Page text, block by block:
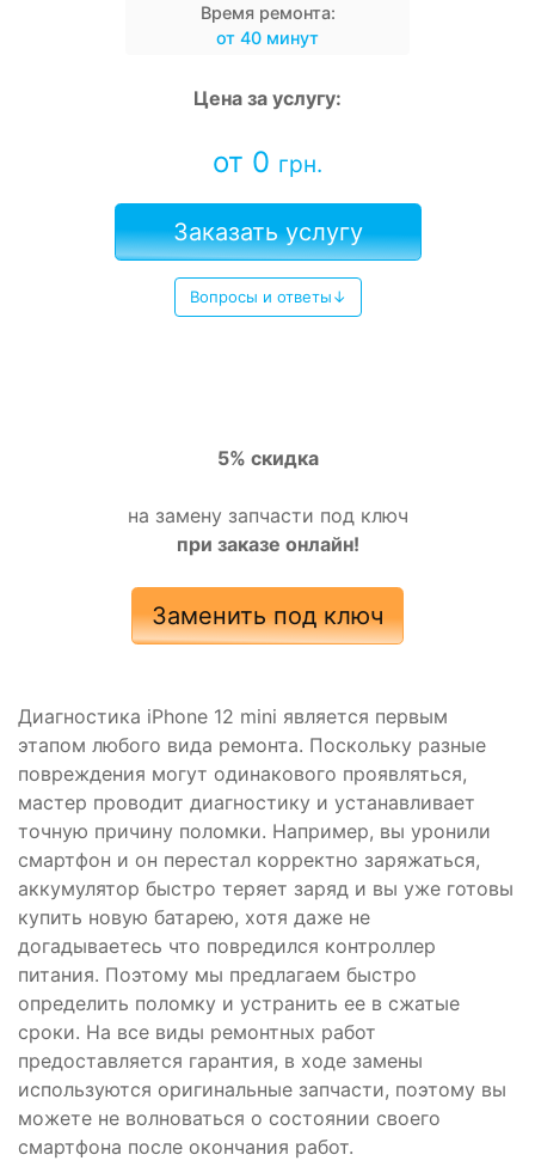
Время ремонта:
от 40 минут
Цена за услугу:
от 0 грн.
Заказать услугу
Вопросы и ответы↓
5% скидка
на замену запчасти под ключ
при заказе онлайн!
Заменить под ключ
Диагностика iPhone 12 mini является первым
этапом любого вида ремонта. Поскольку разные
повреждения могут одинакового проявляться,
мастер проводит диагностику и устанавливает
точную причину поломки. Например, вы уронили
смартфон и он перестал корректно заряжаться,
аккумулятор быстро теряет заряд и вы уже готовы
купить новую батарею, хотя даже не
догадываетесь что повредился контроллер
питания. Поэтому мы предлагаем быстро
определить поломку и устранить ее в сжатые
сроки. На все виды ремонтных работ
предоставляется гарантия, в ходе замены
используются оригинальные запчасти, поэтому вы
можете не волноваться о состоянии своего
смартфона после окончания работ.